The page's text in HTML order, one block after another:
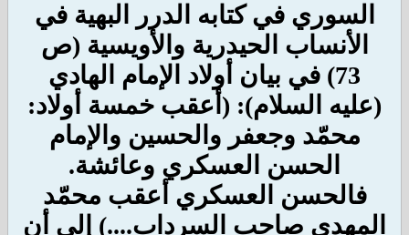
السوري في كتابه الدرر البهية في
الأنساب الحيدرية والأويسية (ص
73) في بيان أولاد الإمام الهادي
(عليه السلام): (أعقب خمسة أولاد:
محمّد وجعفر والحسين والإمام
الحسن العسكري وعائشة.
فالحسن العسكري أعقب محمّد
المهدي صاحب السرداب....) إلى أن